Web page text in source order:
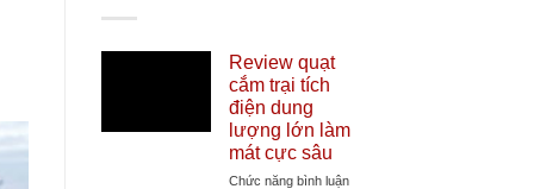
Review quạt
cắm trại tích
điện dung
lượng lớn làm
mát cực sâu
Chức năng bình luận